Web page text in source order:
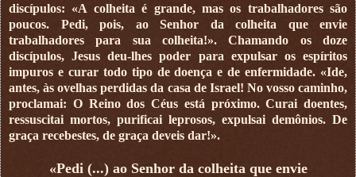
discípulos: «A colheita é grande, mas os trabalhadores são
poucos. Pedi, pois, ao Senhor da colheita que envie
trabalhadores para sua colheita!». Chamando os doze
discípulos, Jesus deu-lhes poder para expulsar os espíritos
impuros e curar todo tipo de doença e de enfermidade. «Ide,
antes, às ovelhas perdidas da casa de Israel! No vosso caminho,
proclamai: O Reino dos Céus está próximo. Curai doentes,
ressuscitai mortos, purificai leprosos, expulsai demônios. De
graça recebestes, de graça deveis dar!».
«Pedi (...) ao Senhor da colheita que envie